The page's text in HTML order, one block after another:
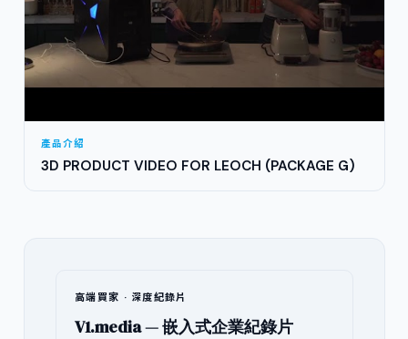
產品介紹
3D PRODUCT VIDEO FOR LEOCH (PACKAGE G)
高端買家 · 深度紀錄片
V1.media — 嵌入式企業紀錄片